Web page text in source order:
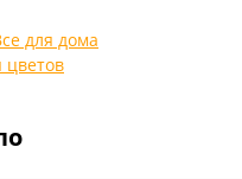
для дома
цветов